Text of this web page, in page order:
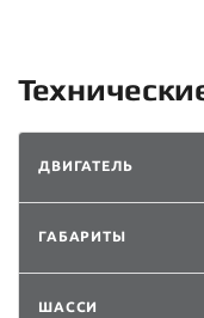
ДВИГАТЕЛЬ
ГАБАРИТЫ
ШАССИ